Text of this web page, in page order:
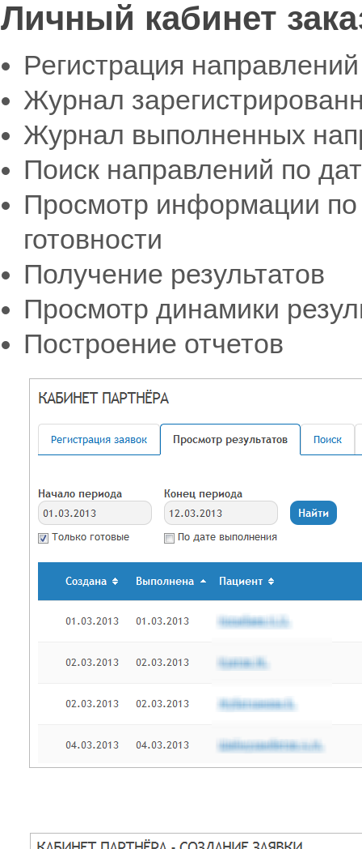
Личный кабинет
Регистрация
Журнал
Журнал выполненных
Поиск направлений по
Просмотр информации по
готовности
Получение результатов
Просмотр динамики
Построение отчетов